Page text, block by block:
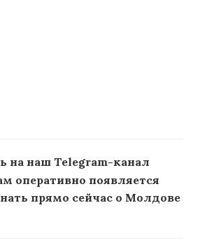
на наш Telegram-канал
оперативно появляется
прямо сейчас о Молдове